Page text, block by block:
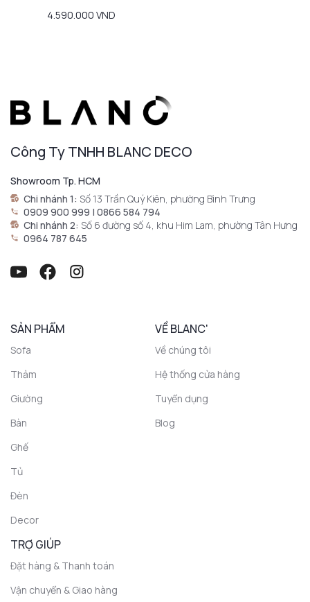
4.590.000 VND
Công Ty TNHH BLANC DECO
Showroom Tp. HCM
Chi nhánh 1: Số 13 Trần Quý Kiên, phường Bình Trưng
0909 900 999 | 0866 584 794
Chi nhánh 2: Số 6 đường số 4, khu Him Lam, phường Tân Hưng
0964 787 645
SẢN PHẨM
Sofa
Thảm
Giường
Bàn
Ghế
Tủ
Đèn
Decor
VỀ BLANC'
Về chúng tôi
Hệ thống cửa hàng
Tuyển dụng
Blog
TRỢ GIÚP
Đặt hàng & Thanh toán
Vận chuyển & Giao hàng